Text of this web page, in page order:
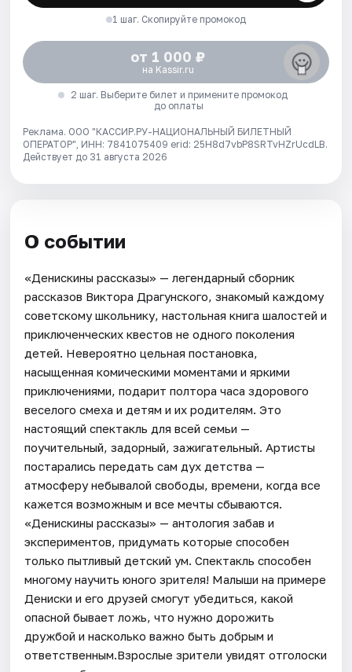
1 шаг. Скопируйте промокод
от 1 000 ₽
на Kassir.ru
2 шаг. Выберите билет и примените промокод
до оплаты
Реклама. ООО "КАССИР.РУ-НАЦИОНАЛЬНЫЙ БИЛЕТНЫЙ
ОПЕРАТОР", ИНН: 7841075409 erid: 25H8d7vbP8SRTvHZrUcdLB.
Действует до 31 августа 2026
О событии
«Денискины рассказы» — легендарный сборник
рассказов Виктора Драгунского, знакомый каждому
советскому школьнику, настольная книга шалостей и
приключенческих квестов не одного поколения
детей. Невероятно цельная постановка,
насыщенная комическими моментами и яркими
приключениями, подарит полтора часа здорового
веселого смеха и детям и их родителям. Это
настоящий спектакль для всей семьи —
поучительный, задорный, зажигательный. Артисты
постарались передать сам дух детства —
атмосферу небывалой свободы, времени, когда все
кажется возможным и все мечты сбываются.
«Денискины рассказы» — антология забав и
экспериментов, придумать которые способен
только пытливый детский ум. Спектакль способен
многому научить юного зрителя! Малыши на примере
Дениски и его друзей смогут убедиться, какой
опасной бывает ложь, что нужно дорожить
дружбой и насколько важно быть добрым и
ответственным.Взрослые зрители увидят отголоски